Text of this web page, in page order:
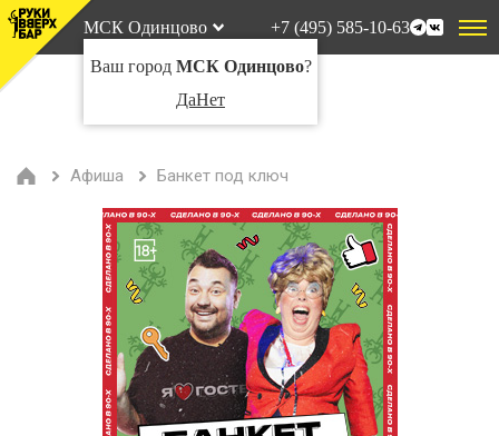
МСК Одинцово
Ваш город МСК Одинцово?
ДаНет
+7 (495) 585-10-63
Афиша Банкет под ключ